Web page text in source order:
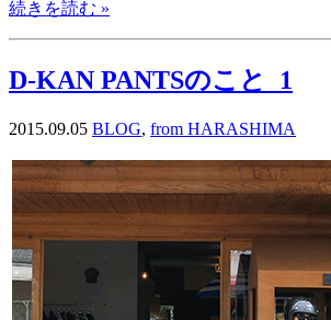
続きを読む »
D-KAN PANTSのこと_1
2015.09.05 BLOG, from HARASHIMA